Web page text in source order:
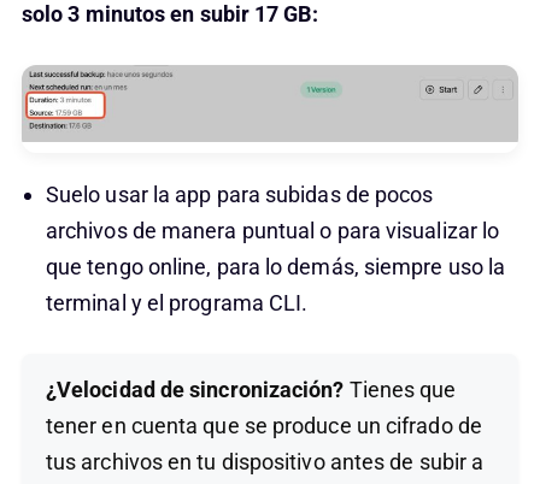
solo 3 minutos en subir 17 GB:
Suelo usar la app para subidas de pocos
archivos de manera puntual o para visualizar lo
que tengo online, para lo demás, siempre uso la
terminal y el programa CLI.
¿Velocidad de sincronización? Tienes que
tener en cuenta que se produce un cifrado de
tus archivos en tu dispositivo antes de subir a